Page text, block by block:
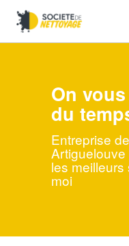
On
du
Entreprise
les
moi